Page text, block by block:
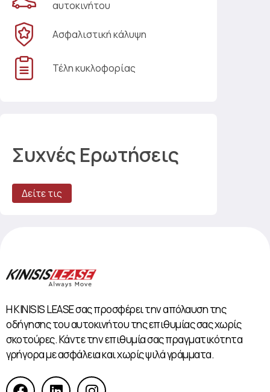
αυτοκινήτου
Ασφαλιστική κάλυψη
Τέλη κυκλοφορίας
Συχνές Ερωτήσεις
Δείτε τις
Η KINISIS LEASE σας προσφέρει την απόλαυση της
οδήγησης του αυτοκινήτου της επιθυμίας σας χωρίς
σκοτούρες. Κάντε την επιθυμία σας πραγματικότητα
γρήγορα με ασφάλεια και χωρίς ψιλά γράμματα.